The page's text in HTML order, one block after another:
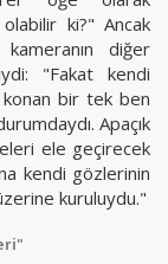
ki?" Ancak
diğer
"Fakat kendi
bir tek ben
Apaçık
ele geçirecek
kendi gözlerinin
kuruluydu."